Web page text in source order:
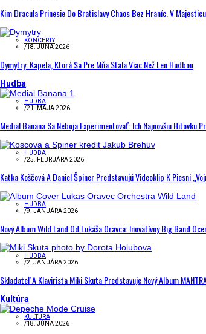
Kim Dracula Prinesie Do Bratislavy Chaos Bez Hraníc. V
KONCERTY
/18. JÚNA 2026
Dymytry: Kapela, Ktorá Sa Pre Mňa Stala Viac Než Len Hudbou
Hudba
HUDBA
/21. MÁJA 2026
Medial Banana Sa Neboja Experimentovať: Ich Najnovšiu Hitovku
HUDBA
/25. FEBRUÁRA 2026
Katka Koščová A Daniel Špiner Predstavujú Videoklip K Piesni
HUDBA
/9. JANUÁRA 2026
Nový Album Wild Land Od Lukáša Oravca: Inovatívny Big Band
HUDBA
/2. JANUÁRA 2026
Skladateľ A Klavirista Miki Skuta Predstavuje Nový Album
Kultúra
KULTÚRA
/18. JÚNA 2026